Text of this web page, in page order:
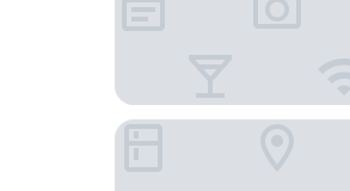
深圳億民平安國際酒店